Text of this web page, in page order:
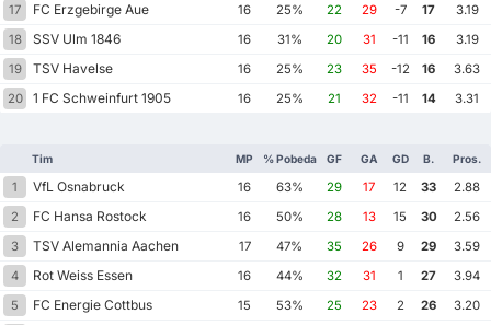
17
FC Erzgebirge Aue 16 25% 22 29 -7 17
3.19
18
SSV Ulm 1846 16 31% 20 31 -11 16
3.19
19
TSV Havelse 16 25% 23 35 -12 16
3.63
20
1 FC Schweinfurt 1905 16 25% 21 32 -11 14 3.31
Tim MP % Pobeda GF GA GD B. Pros.
1 VfL Osnabruck 16 63% 29 17 12 33
2.88
2
FC Hansa Rostock 16 50% 28 13 15 30
2.56
3
TSV Alemannia Aachen 17 47% 35 26 9 29
3.59
4
Rot Weiss Essen 16 44% 32 31 1 27
3.94
5
FC Energie Cottbus 15 53% 25 23 2 26
3.20